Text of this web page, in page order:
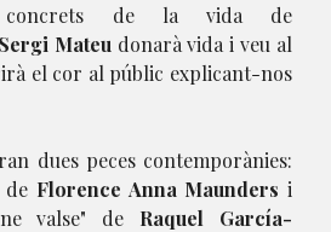
concrets de la vida de
Sergi Mateu donarà vida i veu al
el cor al públic explicant-nos
dues peces contemporànies:
de Florence Anna Maunders i
valse" de Raquel García-